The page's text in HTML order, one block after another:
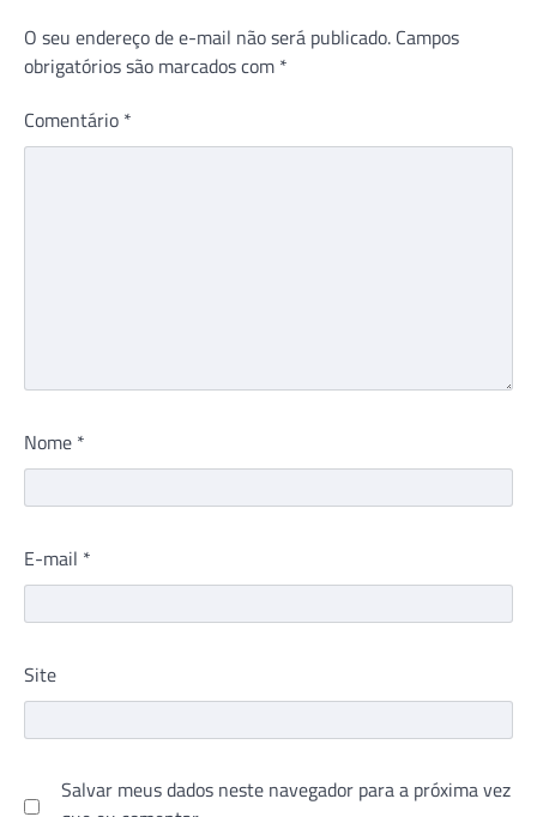
O seu endereço de e-mail não será publicado. Campos
obrigatórios são marcados com *
Comentário *
Nome *
E-mail *
Site
Salvar meus dados neste navegador para a próxima vez